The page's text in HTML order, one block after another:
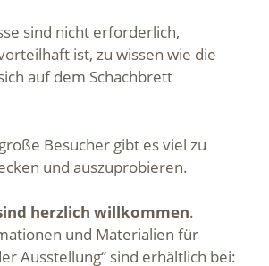
sind nicht erforderlich,
ist, zu wissen wie die
auf dem Schachbrett
Besucher gibt es viel zu
und auszuprobieren.
herzlich willkommen.
und Materialien für
Ausstellung“ sind erhältlich bei: